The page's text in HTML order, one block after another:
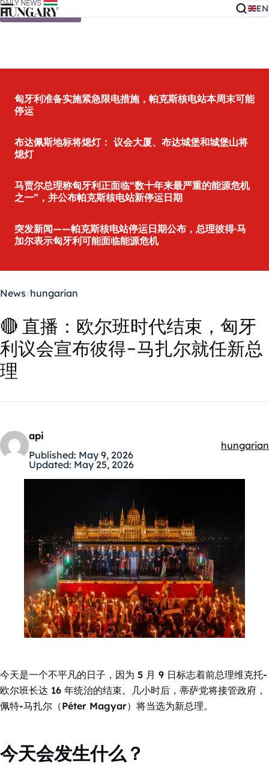
Skip to content EN
匈牙利准备实施紧急限电措施，帕克斯核电站本周末可能
停运
布达佩斯地标将熄灯： 议会大厦、布达城堡和城堡山将
熄灯
马贾尔总理称匈牙利正面临“数十年来最严重的能源危机
之一”，并公布帕克斯核电站新停运日期
突发新闻——帕克斯核电站停运日期公布，总理彼得·马
加尔表示匈牙利可能面临能源危机
News hungarian
🔴 直播：欧尔班时代结束，匈牙
利议会宣布彼得-马扎尔就任新总
理
api
Published: May 9, 2026
Updated: May 25, 2026
hungarian
今天是一个不平凡的日子，因为 5 月 9 日标志着前总理维克托-
欧尔班长达 16 年统治的结束。几小时后，蒂萨党将接管政府，
佩特-马扎尔（Péter Magyar）将当选为新总理。
今天会发生什么？